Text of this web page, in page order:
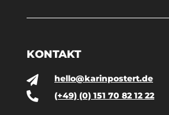
KONTAKT
 hello@karinpostert.de
 (+49) (0) 151 70 82 12 22